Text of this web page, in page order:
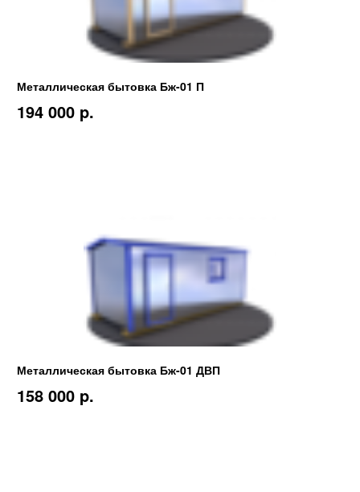
Металлическая бытовка Бж-01 П
194 000 p.
Металлическая бытовка Бж-01 ДВП
158 000 p.